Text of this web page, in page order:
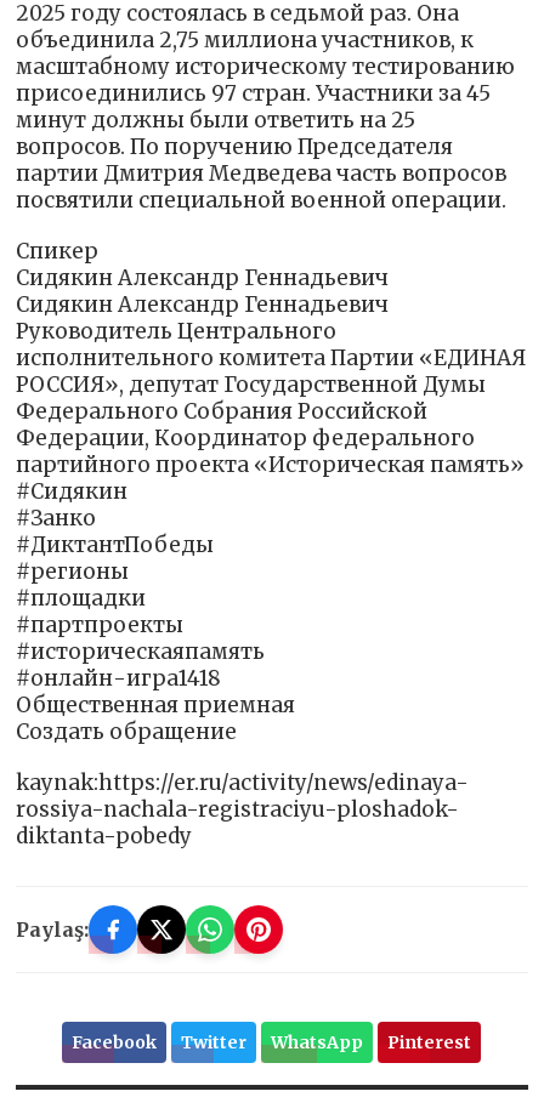
2025 году состоялась в седьмой раз. Она
объединила 2,75 миллиона участников, к
масштабному историческому тестированию
присоединились 97 стран. Участники за 45
минут должны были ответить на 25
вопросов. По поручению Председателя
партии Дмитрия Медведева часть вопросов
посвятили специальной военной операции.
Спикер
Сидякин Александр Геннадьевич
Сидякин Александр Геннадьевич
Руководитель Центрального
исполнительного комитета Партии «ЕДИНАЯ
РОССИЯ», депутат Государственной Думы
Федерального Собрания Российской
Федерации, Координатор федерального
партийного проекта «Историческая память»
#Сидякин
#Занко
#ДиктантПобеды
#регионы
#площадки
#партпроекты
#историческаяпамять
#онлайн-игра1418
Общественная приемная
Создать обращение
kaynak:https://er.ru/activity/news/edinaya-
rossiya-nachala-registraciyu-ploshadok-
diktanta-pobedy
Paylaş:
Facebook Twitter WhatsApp Pinterest